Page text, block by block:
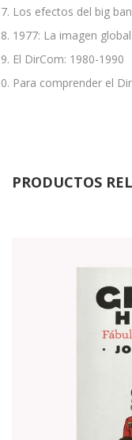
Los efectos del big
1977: La imagen
El DirCom: 1980-1990
Para comprender el
PRODUCTOS